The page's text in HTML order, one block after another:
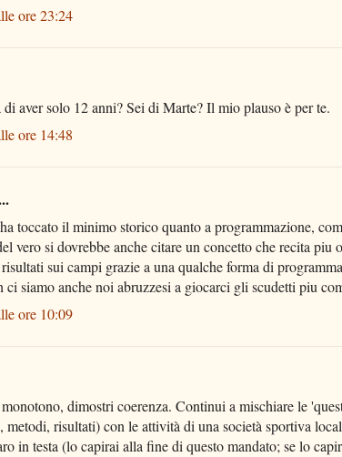
ore 23:24
aver solo 12 anni? Sei di Marte? Il mio plauso è per te.
ore 14:48
toccato il minimo storico quanto a programmazione,
vero si dovrebbe anche citare un concetto che recita piu
sui campi grazie a una qualche forma di
ci siamo anche noi abruzzesi a giocarci gli scudetti piu
ore 10:09
dimostri coerenza. Continui a mischiare le
metodi, risultati) con le attività di una società sportiva
in testa (lo capirai alla fine di questo mandato; se lo